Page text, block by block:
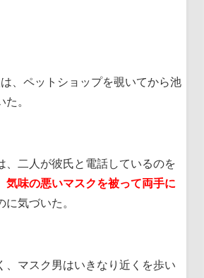
、ペットショップを覗いてから池
。
、二人が彼氏と電話しているのを
気味の悪いマスクを被って両手に
に気づいた。
、マスク男はいきなり近くを歩い